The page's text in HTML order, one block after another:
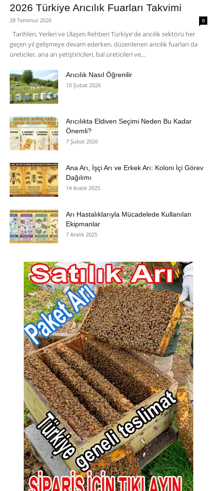
2026 Türkiye Arıcılık Fuarları Takvimi
28 Temmuz 2026 0
Tarihleri, Yerleri ve Ulaşım Rehberi Türkiye'de arıcılık sektörü her
geçen yıl gelişmeye devam ederken, düzenlenen arıcılık fuarları da
üreticiler, ana arı yetiştiricileri, bal üreticileri ve...
Arıcılık Nasıl Öğrenilir
10 Şubat 2026
Arıcılıkta Eldiven Seçimi Neden Bu Kadar
Önemli?
7 Şubat 2026
Ana Arı, İşçi Arı ve Erkek Arı: Koloni İçi Görev
Dağılımı
14 Aralık 2025
Arı Hastalıklarıyla Mücadelede Kullanılan
Ekipmanlar
7 Aralık 2025